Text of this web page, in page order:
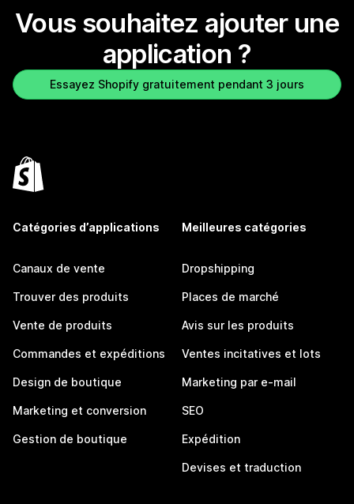
Vous souhaitez ajouter une
application ?
Essayez Shopify gratuitement pendant 3 jours
Catégories d’applications
Canaux de vente
Trouver des produits
Vente de produits
Commandes et expéditions
Design de boutique
Marketing et conversion
Gestion de boutique
Meilleures catégories
Dropshipping
Places de marché
Avis sur les produits
Ventes incitatives et lots
Marketing par e-mail
SEO
Expédition
Devises et traduction